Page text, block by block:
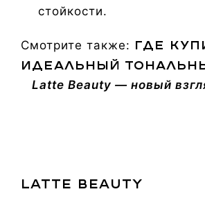
стойкости.
Смотрите также: где
идеальный
Latte Beauty — новый
LATTE BEAUTY